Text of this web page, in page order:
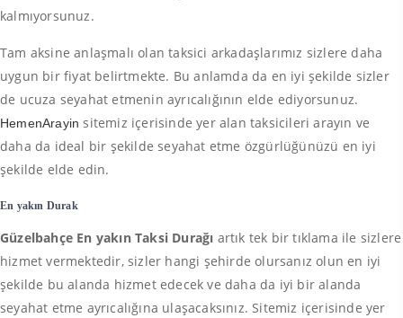
kalmıyorsunuz.
Tam aksine anlaşmalı olan taksici arkadaşlarımız sizlere daha
uygun bir fiyat belirtmekte. Bu anlamda da en iyi şekilde sizler
de ucuza seyahat etmenin ayrıcalığının elde ediyorsunuz.
HemenArayin sitemiz içerisinde yer alan taksicileri arayın ve
daha da ideal bir şekilde seyahat etme özgürlüğünüzü en iyi
şekilde elde edin.
En yakın Durak
Güzelbahçe En yakın Taksi Durağı artık tek bir tıklama ile sizlere
hizmet vermektedir, sizler hangi şehirde olursanız olun en iyi
şekilde bu alanda hizmet edecek ve daha da iyi bir alanda
seyahat etme ayrıcalığına ulaşacaksınız. Sitemiz içerisinde yer